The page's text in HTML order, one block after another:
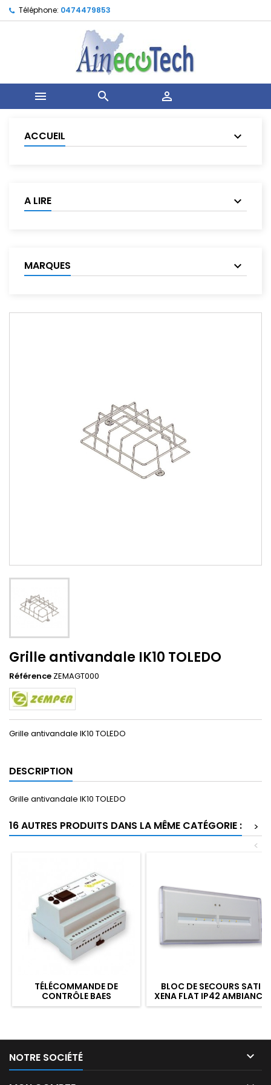
Téléphone: 0474479853
  
ACCUEIL
A LIRE
MARQUES
Grille antivandale IK10 TOLEDO
Référence ZEMAGT000
Grille antivandale IK10 TOLEDO
DESCRIPTION
Grille antivandale IK10 TOLEDO
16 AUTRES PRODUITS DANS LA MÊME CATÉGORIE :
>
<
TÉLÉCOMMANDE DE
CONTRÔLE BAES
STANDARD
BLOC DE SECOURS SATI
XENA FLAT IP42 AMBIANCE
450LM 1H
NOTRE SOCIÉTÉ 